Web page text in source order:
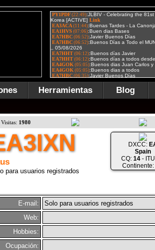
Herramientas Blog
Visitas: 1980
para usuarios registrados
DXCC:
Spain
CQ: 14-
Continente:
E-mail:
Solo para usuarios registrados
Web:
Hobbies:
Ocupación: